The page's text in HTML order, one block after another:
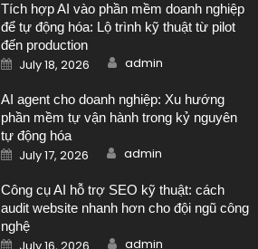
Tích hợp AI vào phần mềm doanh nghiệp
để tự động hóa: Lộ trình kỹ thuật từ pilot
đến production
Posted on
July 18, 2026 Author
admin
AI agent cho doanh nghiệp: Xu hướng
phần mềm tự vận hành trong kỷ nguyên
tự động hóa
Posted on
July 17, 2026 Author
admin
Công cụ AI hỗ trợ SEO kỹ thuật: cách
audit website nhanh hơn cho đội ngũ công
nghệ
Posted on Author
admin